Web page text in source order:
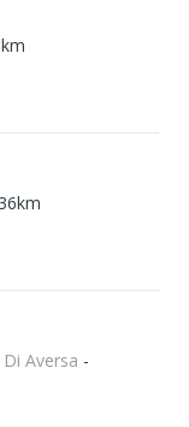
Aversa -